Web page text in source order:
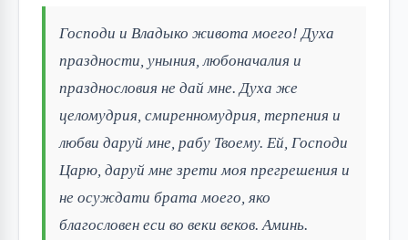
Господи и Владыко живота моего! Духа
праздности, уныния, любоначалия и
празднословия не дай мне. Духа же
целомудрия, смиренномудрия, терпения и
любви даруй мне, рабу Твоему. Ей, Господи
Царю, даруй мне зрети моя прегрешения и
не осуждати брата моего, яко
благословен еси во веки веков. Аминь.